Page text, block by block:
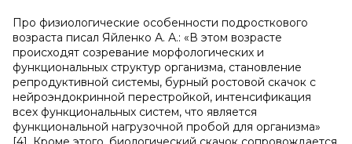
Про физиологические особенности подросткового
возраста писал Яйленко А. А.: «В этом возрасте
происходят созревание морфологических и
функциональных структур организма, становление
репродуктивной системы, бурный ростовой скачок с
нейроэндокринной перестройкой, интенсификация
всех функциональных систем, что является
функциональной нагрузочной пробой для организма»